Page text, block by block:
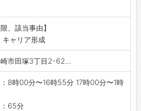
:変更なし
限、該当事由】
キャリア形成
市田塚3丁目2-62...
8時00分〜16時55分 17時00分〜1時
65分